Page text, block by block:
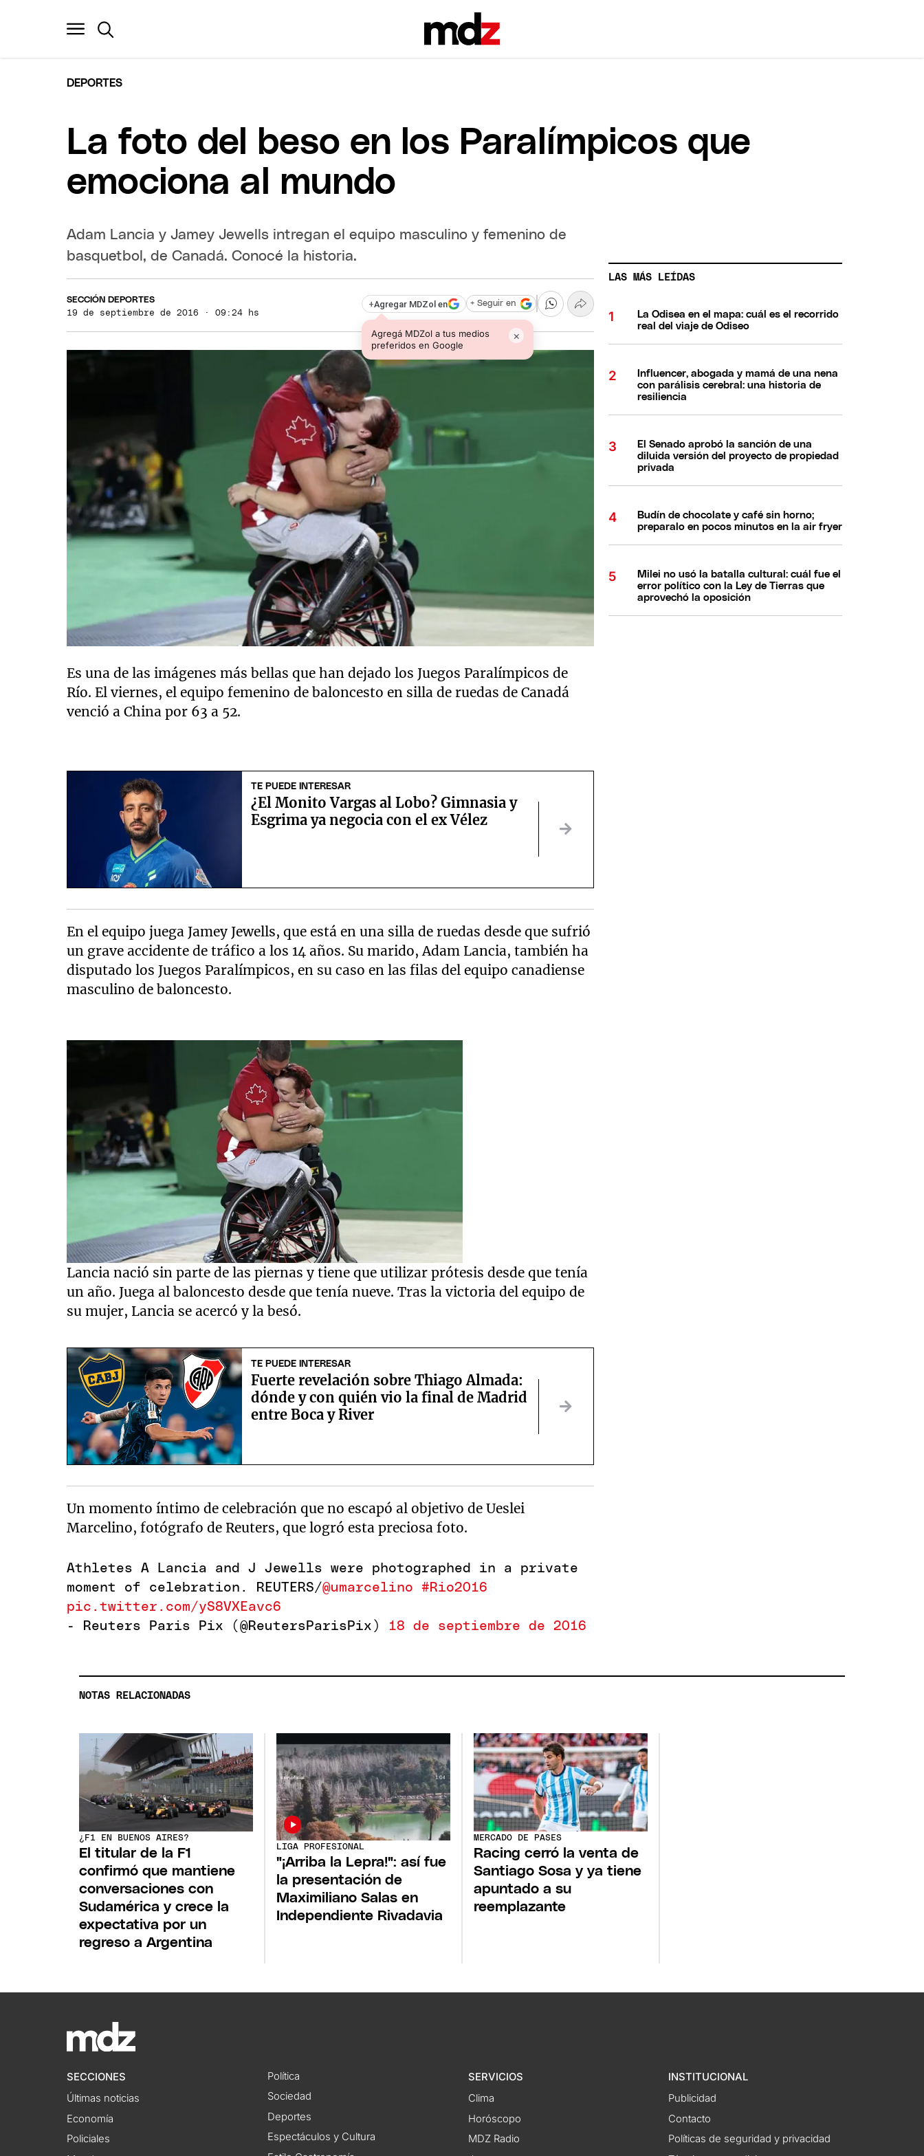
DEPORTES
La foto del beso en los Paralímpicos que
emociona al mundo
Adam Lancia y Jamey Jewells intregan el equipo masculino y femenino de
basquetbol, de Canadá. Conocé la historia.
SECCIÓN DEPORTES
19 de septiembre de 2016 · 09:24 hs
+Agregar MDZol en
Agregá MDZol a tus medios
preferidos en Google
×
+ Seguir en
Es una de las imágenes más bellas que han dejado los Juegos Paralímpicos de
Río. El viernes, el equipo femenino de baloncesto en silla de ruedas de Canadá
venció a China por 63 a 52.
TE PUEDE INTERESAR
¿El Monito Vargas al Lobo? Gimnasia y
Esgrima ya negocia con el ex Vélez
En el equipo juega Jamey Jewells, que está en una silla de ruedas desde que sufrió
un grave accidente de tráfico a los 14 años. Su marido, Adam Lancia, también ha
disputado los Juegos Paralímpicos, en su caso en las filas del equipo canadiense
masculino de baloncesto.
Lancia nació sin parte de las piernas y tiene que utilizar prótesis desde que tenía
un año. Juega al baloncesto desde que tenía nueve. Tras la victoria del equipo de
su mujer, Lancia se acercó y la besó.
TE PUEDE INTERESAR
Fuerte revelación sobre Thiago Almada:
dónde y con quién vio la final de Madrid
entre Boca y River
Un momento íntimo de celebración que no escapó al objetivo de Ueslei
Marcelino, fotógrafo de Reuters, que logró esta preciosa foto.
Athletes A Lancia and J Jewells were photographed in a private
moment of celebration. REUTERS/@umarcelino
#Rio2016
pic.twitter.com/yS8VXEavc6
- Reuters Paris Pix (@ReutersParisPix) 18 de septiembre de 2016
LAS MÁS LEÍDAS
La Odisea en el mapa: cuál es el recorrido
real del viaje de Odiseo
Influencer, abogada y mamá de una nena
con parálisis cerebral: una historia de
resiliencia
El Senado aprobó la sanción de una
diluida versión del proyecto de propiedad
privada
Budín de chocolate y café sin horno;
preparalo en pocos minutos en la air fryer
Milei no usó la batalla cultural: cuál fue el
error político con la Ley de Tierras que
aprovechó la oposición
NOTAS RELACIONADAS
¿F1 EN BUENOS AIRES?
El titular de la F1
confirmó que mantiene
conversaciones con
Sudamérica y crece la
expectativa por un
regreso a Argentina
LIGA PROFESIONAL
"¡Arriba la Lepra!": así fue
la presentación de
Maximiliano Salas en
Independiente Rivadavia
MERCADO DE PASES
Racing cerró la venta de
Santiago Sosa y ya tiene
apuntado a su
reemplazante
SECCIONES
Últimas noticias
Economía
Policiales
Política
Sociedad
Deportes
Espectáculos y Cultura
SERVICIOS
Clima
Horóscopo
MDZ Radio
INSTITUCIONAL
Publicidad
Contacto
Políticas de seguridad y privacidad